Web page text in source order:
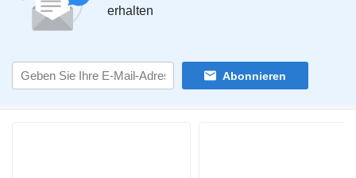
erhalten
Abonnieren